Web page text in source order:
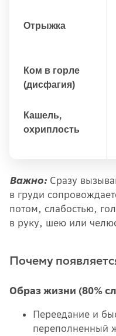
Отрыжка
Ком в горле
(дисфагия)
Кашель,
охриплость
Важно: Сразу
в груди
потом, слабостью,
в руку, шею или
Почему
Образ жизни (80%
Переедание и
переполненный